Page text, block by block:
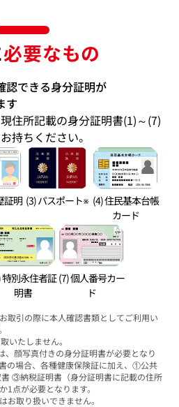
必要なもの
認できる身分証明が
す
住所記載の身分証明書(1)～(7)
持ちください。
証明 (3) パスポート※ (4) 住民基本台帳
カード
特別永住者証
明書
(7) 個人番号カー
ド
取引の際に本人確認書類としてご利用い
いたしません。
、顔写真付きの身分証明書が必要となり
の場合、各種健康保険証に加え、①公共
③納税証明書（身分証明書に記載の住所
1点が必要となります。
お取り扱いできません。